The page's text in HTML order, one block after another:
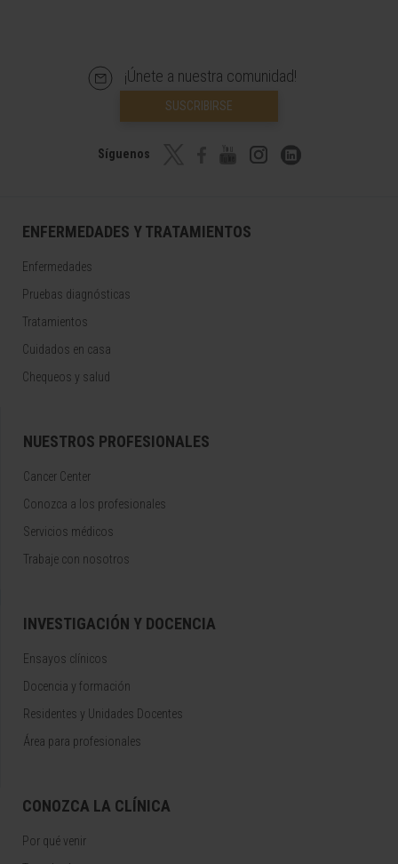
¡Únete a nuestra comunidad!
SUSCRIBIRSE
Síguenos
ENFERMEDADES Y TRATAMIENTOS
Enfermedades
Pruebas diagnósticas
Tratamientos
Cuidados en casa
Chequeos y salud
NUESTROS PROFESIONALES
Cancer Center
Conozca a los profesionales
Servicios médicos
Trabaje con nosotros
INVESTIGACIÓN Y DOCENCIA
Ensayos clínicos
Docencia y formación
Residentes y Unidades Docentes
Área para profesionales
CONOZCA LA CLÍNICA
Por qué venir